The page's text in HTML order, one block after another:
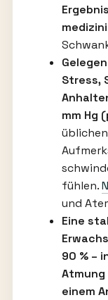
Stress,
mm Hg
fühlen.
und
Eine
90 % –
Atmung
einem